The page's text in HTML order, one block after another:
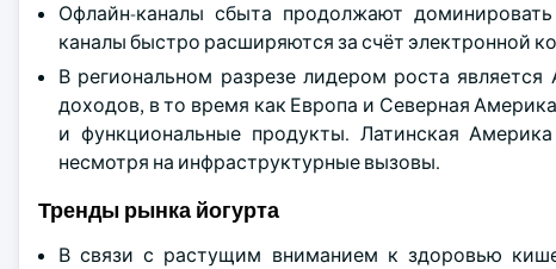
Офлайн-каналы сбыта продолжают
каналы быстро расширяются за счёт электронной
В региональном разрезе лидером роста
доходов, в то время как Европа и Северная
и функциональные продукты. Латинская
несмотря на инфраструктурные вызовы.
Тренды рынка йогурта
В связи с растущим вниманием к здоровью